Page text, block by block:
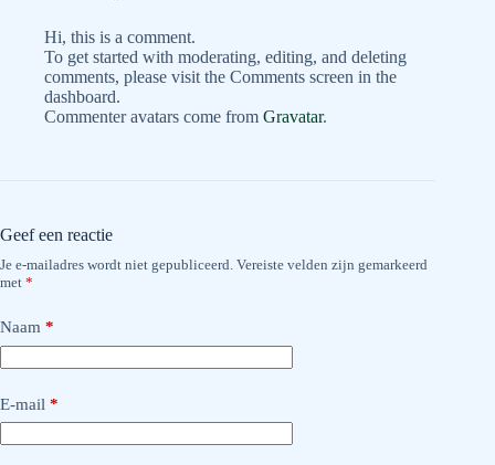
Hi, this is a comment.
To get started with moderating, editing, and deleting
comments, please visit the Comments screen in the
dashboard.
Commenter avatars come from Gravatar.
Geef een reactie
Je e-mailadres wordt niet gepubliceerd. Vereiste velden zijn gemarkeerd
met *
Naam *
E-mail *